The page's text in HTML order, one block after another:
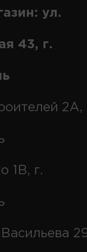
ул.
43, г.
2А,
1В, г.